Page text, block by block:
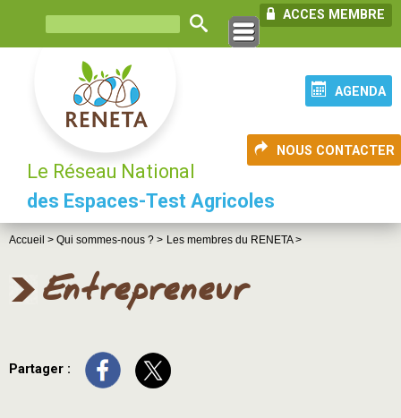
ACCES MEMBRE
AGENDA
NOUS CONTACTER
Le Réseau National
des Espaces-Test Agricoles
Accueil > Qui sommes-nous ? > Les membres du RENETA >
Entrepreneur
Partager :